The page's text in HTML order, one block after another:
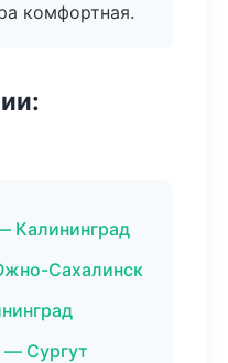
комфортная.
Калининград
Сахалинск
— Сургут